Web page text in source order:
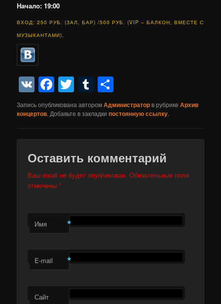
Начало: 19:00
ВХОД: 250 РУБ. (ЗАЛ, БАР) /500 РУБ. (VIP – БАЛКОН, ВМЕСТЕ С
МУЗЫКАНТАМИ).
VKFacebook
TwitterTumblr
Запись опубликована авторомАдминистратор в рубрикеАрхив
концертов. Добавьте в закладкипостоянную ссылку.
Оставить комментарий
Ваш email не будет опубликован. Обязательные поля
отмечены*
Имя *
E-mail *
Сайт